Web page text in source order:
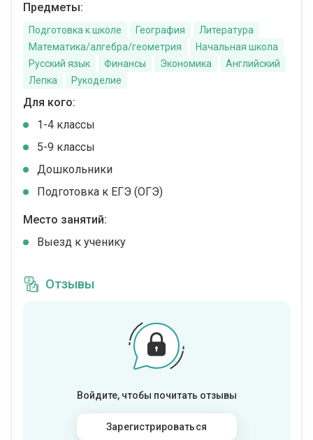
Предметы:
Подготовка к школе География
Литература
Математика/алгебра/геометрия
Начальная школа
Русский язык
Финансы Экономика
Английский
Лепка
Рукоделие
Для кого:
1-4 классы
5-9 классы
Дошкольники
Подготовка к ЕГЭ (ОГЭ)
Место занятий:
Выезд к ученику
Отзывы
Войдите, чтобы почитать отзывы
Зарегистрироваться